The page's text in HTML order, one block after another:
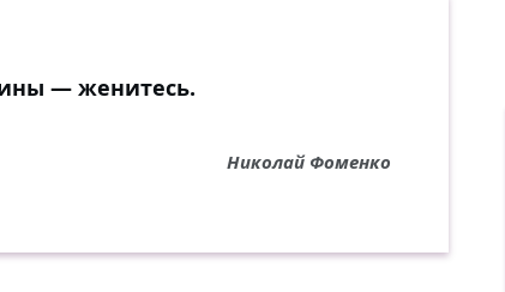
— женитесь.
Николай Фоменко